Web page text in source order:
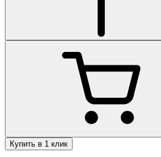
Купить в 1 клик